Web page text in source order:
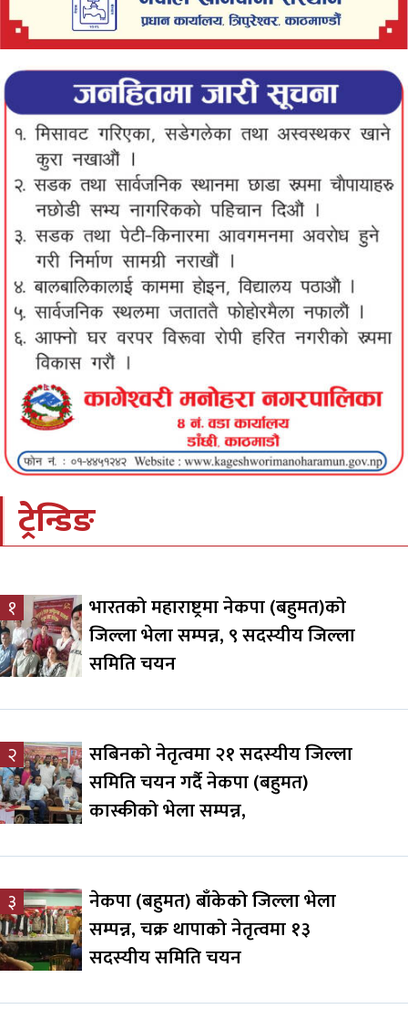
ट्रेन्डिङ
१
भारतको महाराष्ट्रमा नेकपा (बहुमत)को
जिल्ला भेला सम्पन्न, ९ सदस्यीय जिल्ला
समिति चयन
२
सबिनको नेतृत्वमा २१ सदस्यीय जिल्ला
समिति चयन गर्दै नेकपा (बहुमत)
कास्कीको भेला सम्पन्न,
३
नेकपा (बहुमत) बाँकेको जिल्ला भेला
सम्पन्न, चक्र थापाको नेतृत्वमा १३
सदस्यीय समिति चयन